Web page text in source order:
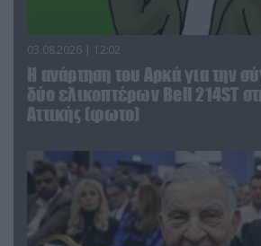
03.08.2026 | 12:02
Η ανάρτηση του Αρκά για την
δύο ελικοπτέρων Bell 214ST
Αττικής (φωτο)